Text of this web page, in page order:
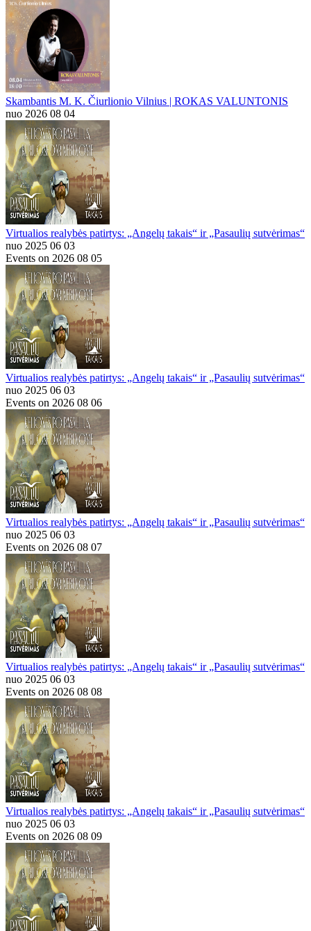
Skambantis M. K. Čiurlionio Vilnius | ROKAS VALUNTONIS
nuo 2026 08 04
Virtualios realybės patirtys: „Angelų takais“ ir „Pasaulių sutvėrimas“
nuo 2025 06 03
Events on 2026 08 05
Virtualios realybės patirtys: „Angelų takais“ ir „Pasaulių sutvėrimas“
nuo 2025 06 03
Events on 2026 08 06
Virtualios realybės patirtys: „Angelų takais“ ir „Pasaulių sutvėrimas“
nuo 2025 06 03
Events on 2026 08 07
Virtualios realybės patirtys: „Angelų takais“ ir „Pasaulių sutvėrimas“
nuo 2025 06 03
Events on 2026 08 08
Virtualios realybės patirtys: „Angelų takais“ ir „Pasaulių sutvėrimas“
nuo 2025 06 03
Events on 2026 08 09